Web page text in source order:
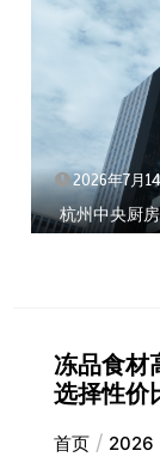
2026年7月
杭州中央厨
冻品食材
选择性价
首页 2026